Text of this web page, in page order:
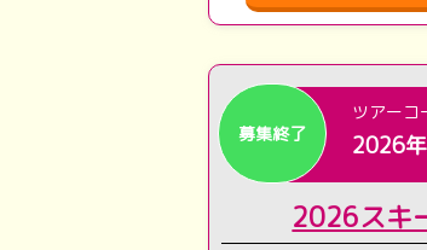
募集終了
ツアーコ
2026
2026スキ